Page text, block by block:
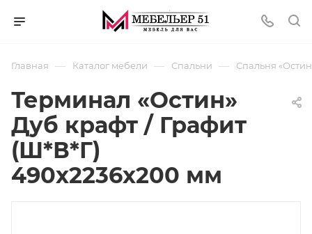
Главная — Каталог мебели — Спальни — Спальня
Терминал «Остин»
Дуб крафт / Графит
(Ш*В*Г)
490х2236х200 мм